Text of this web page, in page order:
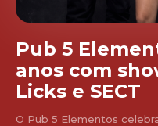
Pub 5
anos com
Licks e SECT
O Pub 5 Elementos